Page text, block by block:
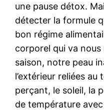
une pause détox.
détecter la formule
bon régime
corporel qui va
saison, notre peau
l’extérieur reliées
perçant, le soleil, la
de température